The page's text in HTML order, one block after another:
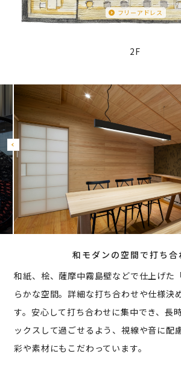
フリーアドレス
2F
和モダンの空間で打ち合
和紙、桧、薩摩中霧島壁などで仕上げた
らかな空間。詳細な打ち合わせや仕様決
す。安心して打ち合わせに集中でき、長
ックスして過ごせるよう、視線や音に配
彩や素材にもこだわっています。